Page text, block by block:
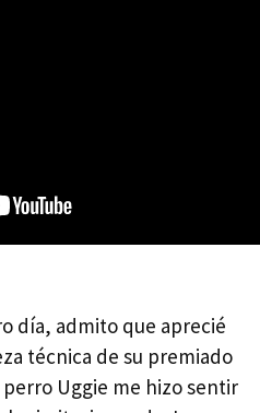
día, admito que aprecié
técnica de su premiado
Uggie me hizo sentir